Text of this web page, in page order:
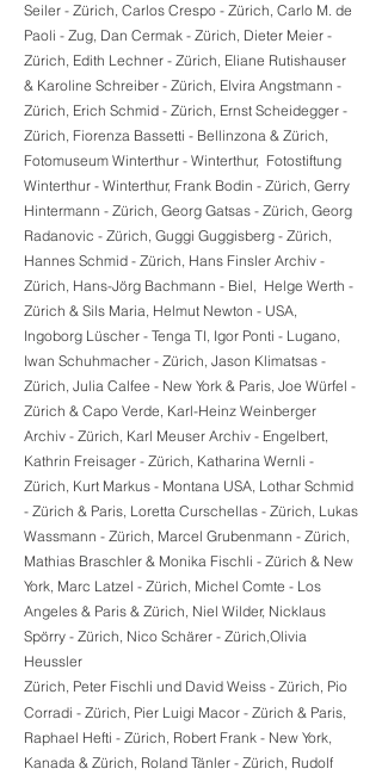
Seiler - Zürich, Carlos Crespo - Zürich, Carlo M. de
Paoli - Zug, Dan Cermak - Zürich, Dieter Meier -
Zürich, Edith Lechner - Zürich, Eliane Rutishauser
& Karoline Schreiber - Zürich, Elvira Angstmann -
Zürich, Erich Schmid - Zürich, Ernst Scheidegger -
Zürich, Fiorenza Bassetti - Bellinzona & Zürich,
Fotomuseum Winterthur - Winterthur, Fotostiftung
Winterthur - Winterthur, Frank Bodin - Zürich, Gerry
Hintermann - Zürich, Georg Gatsas - Zürich, Georg
Radanovic - Zürich, Guggi Guggisberg - Zürich,
Hannes Schmid - Zürich, Hans Finsler Archiv -
Zürich, Hans-Jörg Bachmann - Biel, Helge Werth -
Zürich & Sils Maria, Helmut Newton - USA,
Ingoborg Lüscher - Tenga TI, Igor Ponti - Lugano,
Iwan Schuhmacher - Zürich, Jason Klimatsas -
Zürich, Julia Calfee - New York & Paris, Joe Würfel -
Zürich & Capo Verde, Karl-Heinz Weinberger
Archiv - Zürich, Karl Meuser Archiv - Engelbert,
Kathrin Freisager - Zürich, Katharina Wernli -
Zürich, Kurt Markus - Montana USA, Lothar Schmid
- Zürich & Paris, Loretta Curschellas - Zürich, Lukas
Wassmann - Zürich, Marcel Grubenmann - Zürich,
Mathias Braschler & Monika Fischli - Zürich & New
York, Marc Latzel - Zürich, Michel Comte - Los
Angeles & Paris & Zürich, Niel Wilder, Nicklaus
Spörry - Zürich, Nico Schärer - Zürich,Olivia
Heussler
Zürich, Peter Fischli und David Weiss - Zürich, Pio
Corradi - Zürich, Pier Luigi Macor - Zürich & Paris,
Raphael Hefti - Zürich, Robert Frank - New York,
Kanada & Zürich, Roland Tänler - Zürich, Rudolf